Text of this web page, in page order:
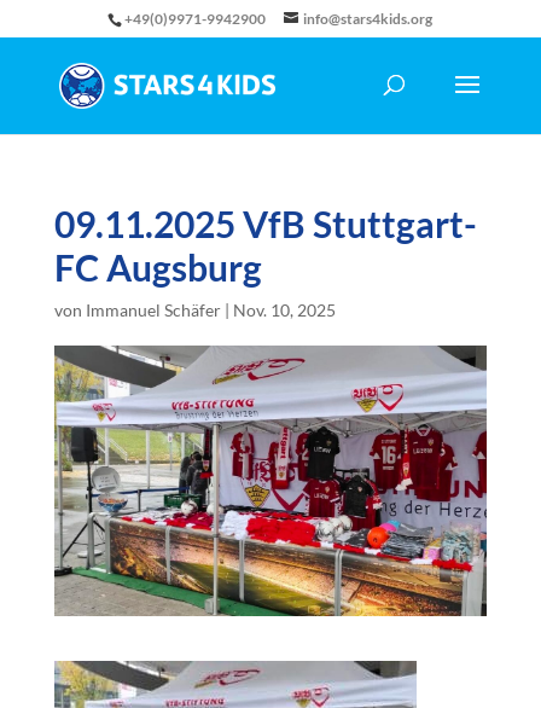
+49(0)9971-9942900 info@stars4kids.org
09.11.2025 VfB Stuttgart-
FC Augsburg
von Immanuel Schäfer| Nov. 10, 2025